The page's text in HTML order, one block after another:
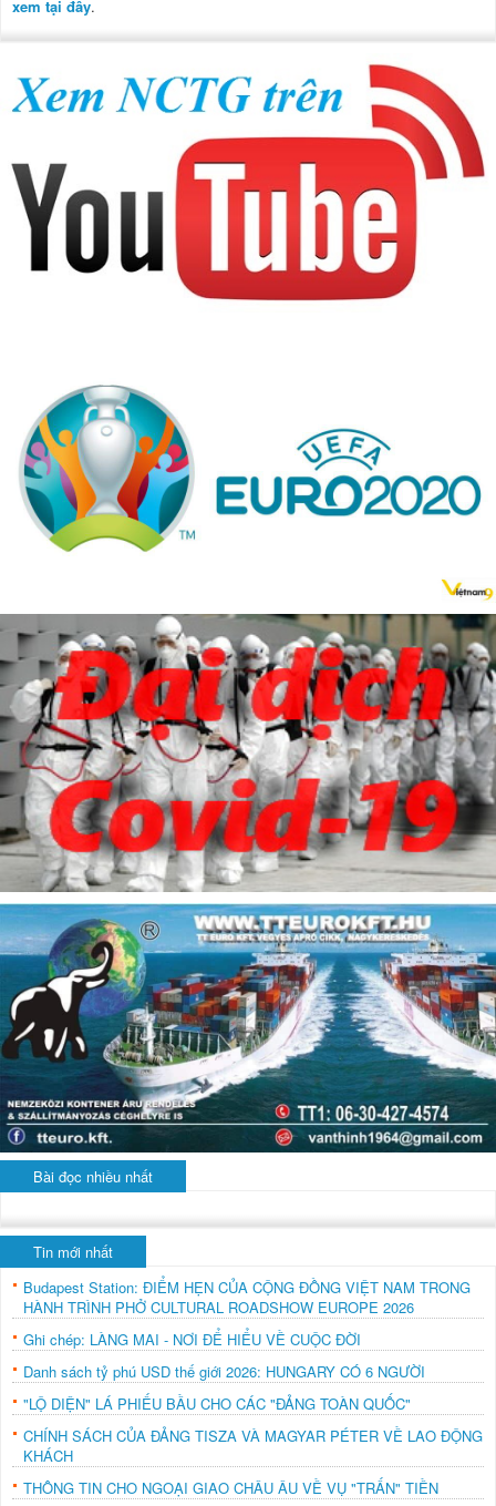
xem tại đây.
Bài đọc nhiều nhất
Tin mới nhất
Budapest Station: ĐIỂM HẸN CỦA CỘNG ĐỒNG VIỆT NAM TRONG
HÀNH TRÌNH PHỞ CULTURAL ROADSHOW EUROPE 2026
Ghi chép: LÀNG MAI - NƠI ĐỂ HIỂU VỀ CUỘC ĐỜI
Danh sách tỷ phú USD thế giới 2026: HUNGARY CÓ 6 NGƯỜI
"LỘ DIỆN" LÁ PHIẾU BẦU CHO CÁC "ĐẢNG TOÀN QUỐC"
CHÍNH SÁCH CỦA ĐẢNG TISZA VÀ MAGYAR PÉTER VỀ LAO ĐỘNG
KHÁCH
THÔNG TIN CHO NGOẠI GIAO CHÂU ÂU VỀ VỤ "TRẤN" TIỀN